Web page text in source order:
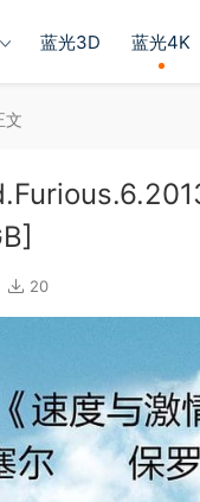
蓝光3D 蓝光4K
文
20